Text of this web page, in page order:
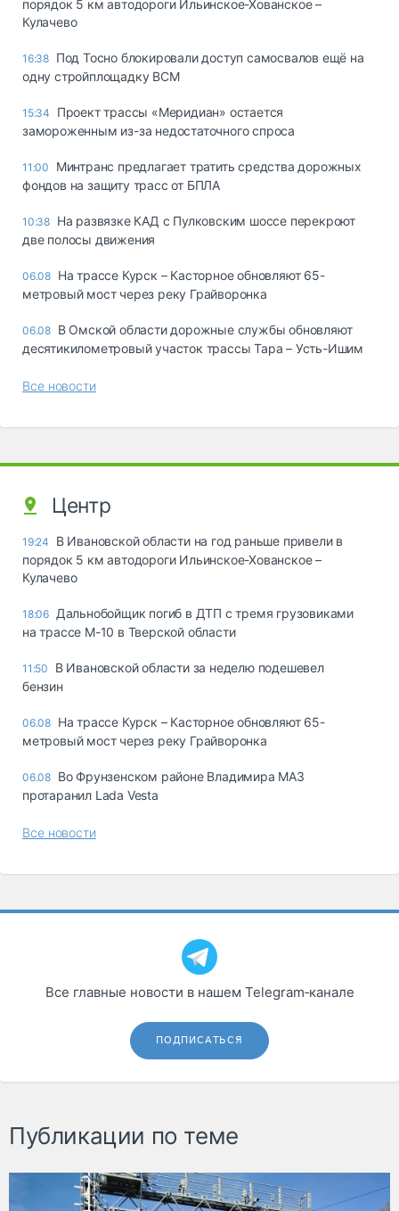
порядок 5 км автодороги Ильинское-Хованское –
Кулачево
16:38 Под Тосно блокировали доступ самосвалов ещё на
одну стройплощадку ВСМ
15:34
Проект трассы «Меридиан» остается
замороженным из-за недостаточного спроса
11:00
Минтранс предлагает тратить средства дорожных
фондов на защиту трасс от БПЛА
10:38 На развязке КАД с Пулковским шоссе перекроют
две полосы движения
06.08 На трассе Курск – Касторное обновляют 65-
метровый мост через реку Грайворонка
06.08 В Омской области дорожные службы обновляют
десятикилометровый участок трассы Тара – Усть-Ишим
Все новости
Центр
19:24
В Ивановской области на год раньше привели в
порядок 5 км автодороги Ильинское-Хованское –
Кулачево
18:06 Дальнобойщик погиб в ДТП с тремя грузовиками
на трассе М-10 в Тверской области
11:50
В Ивановской области за неделю подешевел
бензин
06.08 На трассе Курск – Касторное обновляют 65-
метровый мост через реку Грайворонка
06.08 Во Фрунзенском районе Владимира МАЗ
протаранил Lada Vesta
Все новости
Все главные новости в нашем Telegram‑канале
ПОДПИСАТЬСЯ
Публикации по теме